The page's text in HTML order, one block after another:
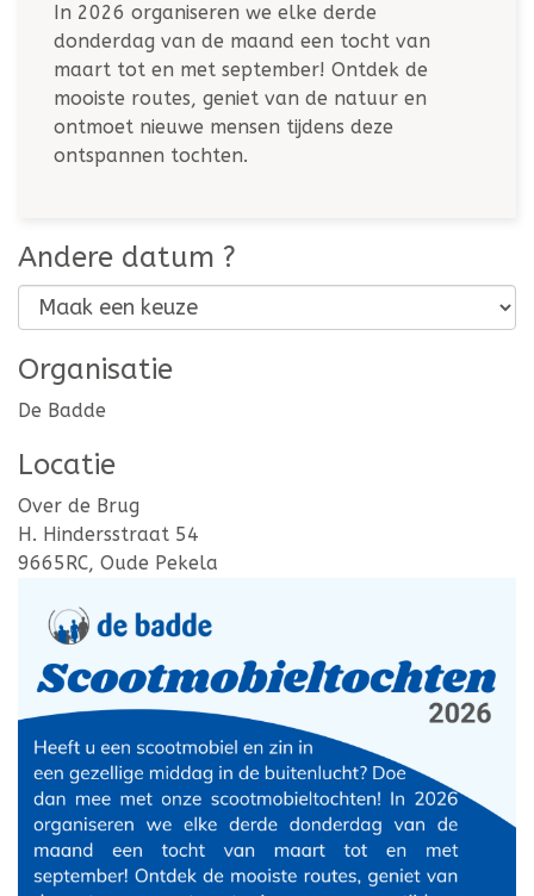
In 2026 organiseren we elke derde
donderdag van de maand een tocht van
maart tot en met september! Ontdek de
mooiste routes, geniet van de natuur en
ontmoet nieuwe mensen tijdens deze
ontspannen tochten.
Andere datum ?
Organisatie
De Badde
Locatie
Over de Brug
H. Hindersstraat 54
9665RC, Oude Pekela